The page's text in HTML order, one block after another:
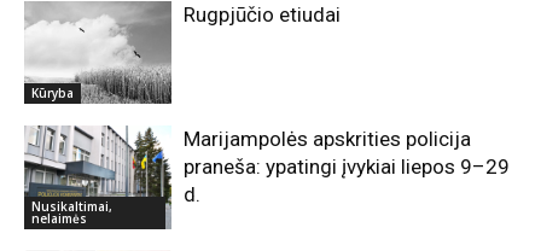
Kūryba
Rugpjūčio etiudai
Nusikaltimai,
nelaimės
Marijampolės apskrities policija
praneša: ypatingi įvykiai liepos 9–29
d.